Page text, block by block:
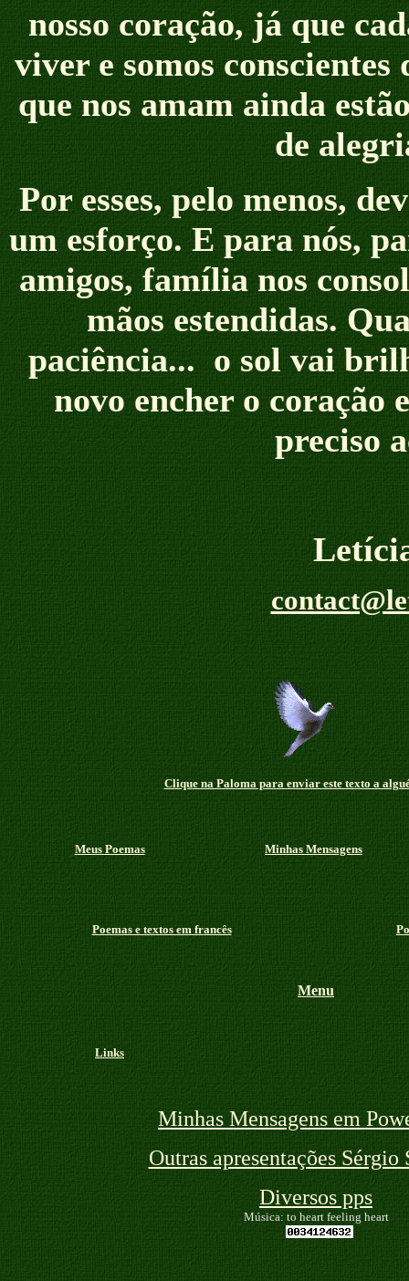
nosso coração, já que
viver e somos
que nos amam ainda
de
Por esses, pelo menos,
um esforço. E para nós,
amigos, família nos
mãos estendidas.
paciência... o sol vai
novo encher o
preciso
Clique na Paloma para enviar este texto a
Meus Poemas Minhas Mensagens
Poemas e textos em francês
Menu
Links
Minhas Mensagens em
Outras apresentações
Diversos pps
Música: to heart feeling heart